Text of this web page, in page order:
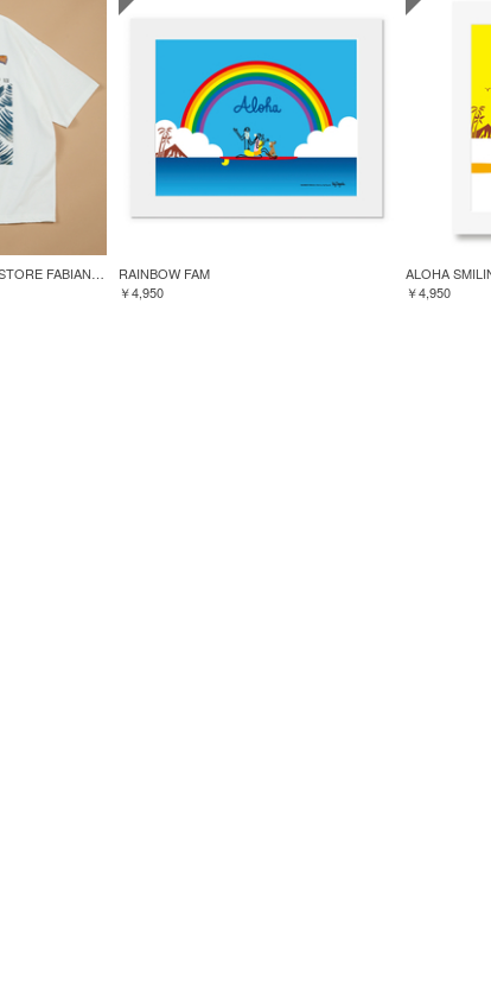
GREENROOM for FREAK'S STORE FABIAN LAVATER S/S TEE
RAINBOW FAM
￥4,950
ALOHA
￥4,950